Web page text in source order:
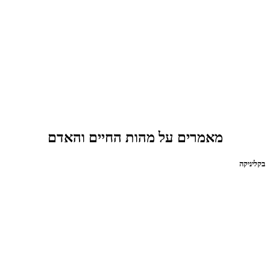
מאמרים על מהות החיים והאדם
בקליניקה